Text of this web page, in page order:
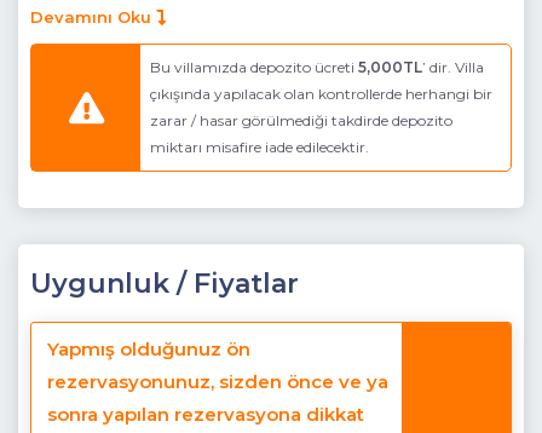
vardır daha kalabalık aileler her iki villayı birden kiralayarak
tatillerini konfor içinde geçirebilirler.Villamız modern
ekipmanlarla,konfor ön planda tutularak özenle hazırlanmış olup ,
sizlere tatilde evinizin konforunu sunacaktır. Villamız da 4 oda,2
salon, 3 banyo,1 çamaşır odası bulunmaktadır.8mtX6mt ebatlı
bunların sulanması otomatik olarak sulama sistemi sayesinde
18:00 ile 19:20 arasında yapılmaktadır.Villamızda iki adet salon
bulunmaktadır , ana salon giriş katta , küçük salon ise -1. katta (
Zemin ) bulunmaktadır. Marmaris Turunç bölgesinde bulunan Villa
Marbella 1 , plaja araç ile 2 dakika , yürüyerek 8 dakikalık
Devamını Oku
Bu villamızda depozito ücreti 5,000TL’ dir. Villa
çıkışında yapılacak olan kontrollerde herhangi bir
zarar / hasar görülmediği takdirde depozito
miktarı misafire iade edilecektir.
Uygunluk / Fiyatlar
Yapmış olduğunuz ön
rezervasyonunuz, sizden önce ve ya
sonra yapılan rezervasyona dikkat